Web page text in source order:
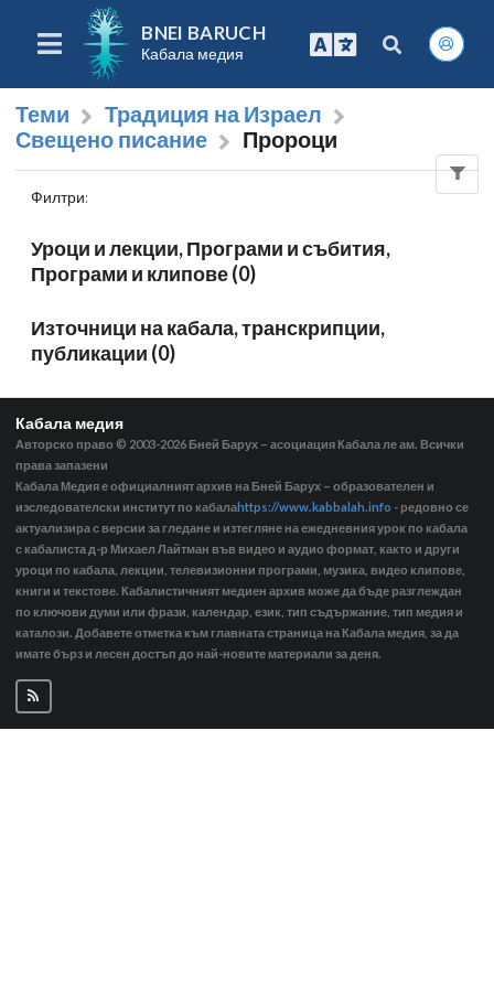
BNEI BARUCH
Кабала медия
Теми
Традиция на Израел
Свещено писание
Пророци
Филтри:
Уроци и лекции, Програми и събития,
Програми и клипове (0)
Източници на кабала, транскрипции,
публикации (0)
Кабала медия
Авторско право © 2003-2026 Бней Барух – асоциация Кабала ле ам. Всички
права запазени
Кабала Медия е официалният архив на Бней Барух – образователен и
изследователски институт по кабалаhttps://www.kabbalah.info - редовно се
актуализира с версии за гледане и изтегляне на ежедневния урок по кабала
с кабалиста д-р Михаел Лайтман във видео и аудио формат, както и други
уроци по кабала, лекции, телевизионни програми, музика, видео клипове,
книги и текстове. Кабалистичният медиен архив може да бъде разглеждан
по ключови думи или фрази, календар, език, тип съдържание, тип медия и
каталози. Добавете отметка към главната страница на Кабала медия, за да
имате бърз и лесен достъп до най-новите материали за деня.